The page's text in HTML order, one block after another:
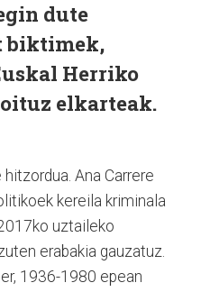
dute
biktimek,
Herriko
elkarteak.
Ana Carrere
kereila kriminala
uztaileko
erabakia gauzatuz.
1936-1980 epean